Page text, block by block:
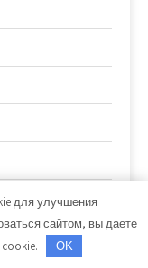
для улучшения
сайтом, вы даете
OK